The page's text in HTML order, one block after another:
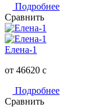
Подробнее
Сравнить
Елена-1
от 46620 c
Подробнее
Сравнить